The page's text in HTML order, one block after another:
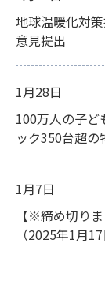
地球温暖化対
意見提出
1月28日
100万人の子ど
ック350台超の
1月7日
【※締め切り
（2025年1月